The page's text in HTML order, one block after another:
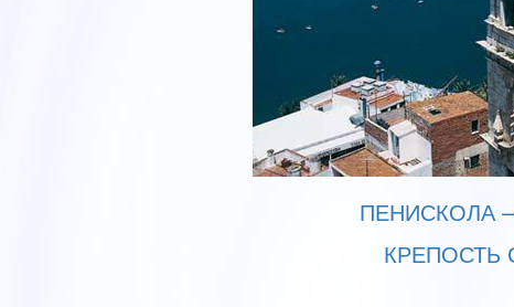
ПЕНИСКОЛА
КРЕПОСТЬ